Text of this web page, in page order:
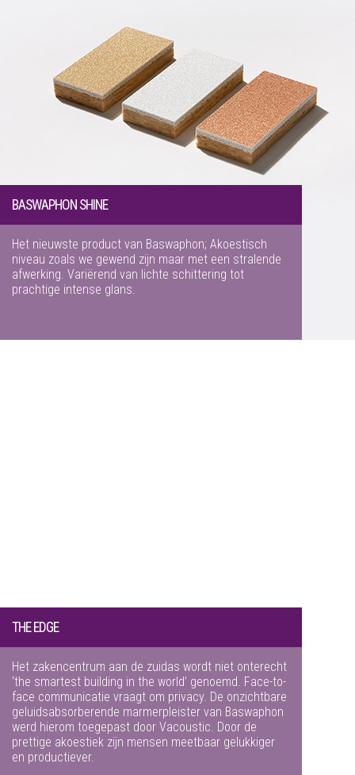
BASWAPHON SHINE
Het nieuwste product van Baswaphon; Akoestisch
niveau zoals we gewend zijn maar met een stralende
afwerking. Variërend van lichte schittering tot
prachtige intense glans.
THE EDGE
Het zakencentrum aan de zuidas wordt niet onterecht
‘the smartest building in the world’ genoemd. Face-to-
face communicatie vraagt om privacy. De onzichtbare
geluidsabsorberende marmerpleister van Baswaphon
werd hierom toegepast door Vacoustic. Door de
prettige akoestiek zijn mensen meetbaar gelukkiger
en productiever.